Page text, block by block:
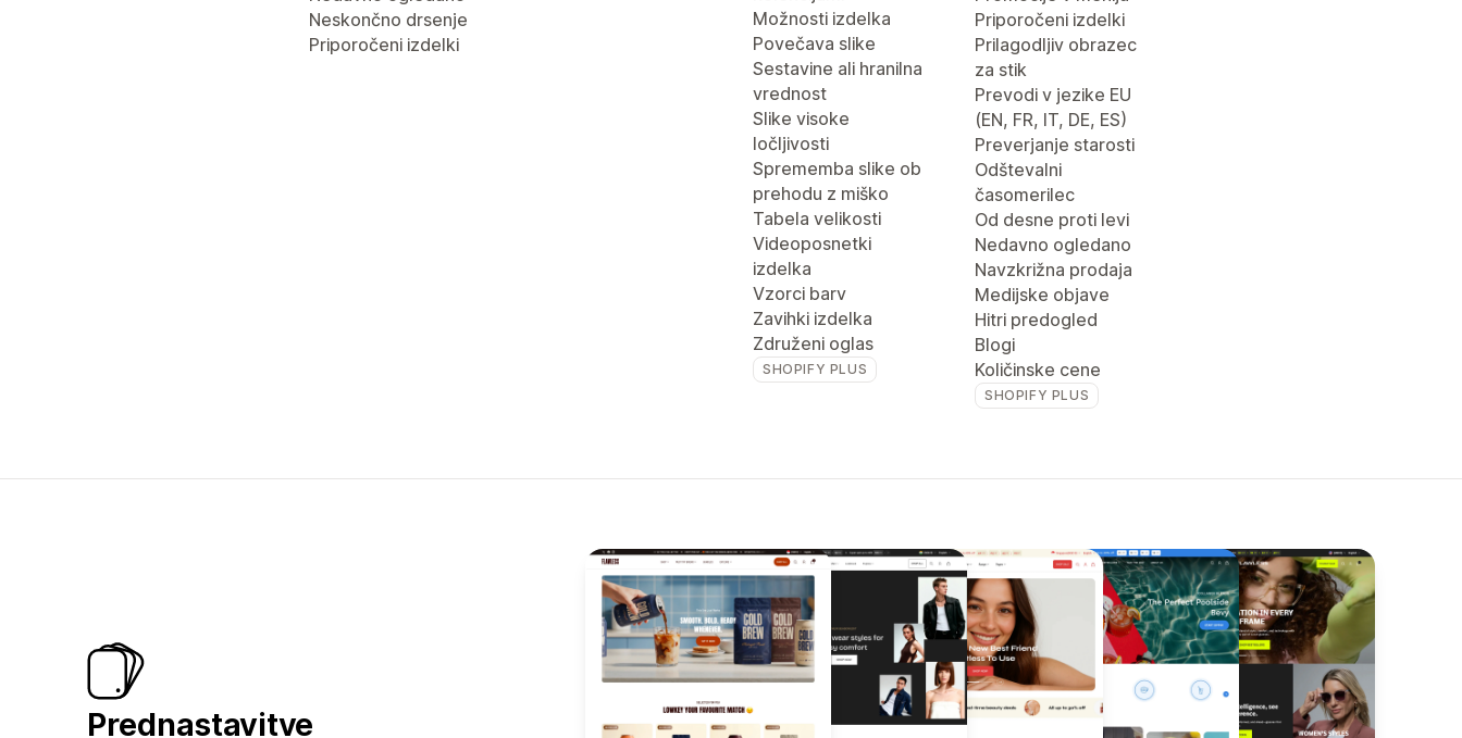
Neskončno drsenje
Priporočeni izdelki
Možnosti izdelka
Povečava slike
Sestavine ali hranilna
vrednost
Slike visoke
ločljivosti
Sprememba slike ob
prehodu z miško
Tabela velikosti
Videoposnetki
izdelka
Vzorci barv
Zavihki izdelka
Združeni oglas
SHOPIFY PLUS
Priporočeni izdelki
Prilagodljiv obrazec
za stik
Prevodi v jezike EU
(EN, FR, IT, DE, ES)
Preverjanje starosti
Odštevalni
časomerilec
Od desne proti levi
Nedavno ogledano
Navzkrižna prodaja
Medijske objave
Hitri predogled
Blogi
Količinske cene
SHOPIFY PLUS
Prednastavitve